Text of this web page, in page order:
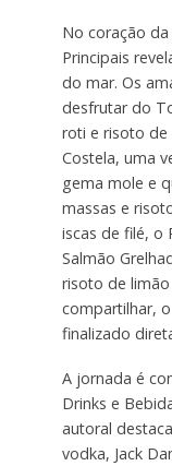
No coração
Principais
do mar. Os
desfrutar do
roti e risoto de
Costela, uma
gema mole e
massas e
iscas de filé, o
Salmão
risoto de limão
compartilhar,
finalizado
A jornada é
Drinks e
autoral
vodka, Jack